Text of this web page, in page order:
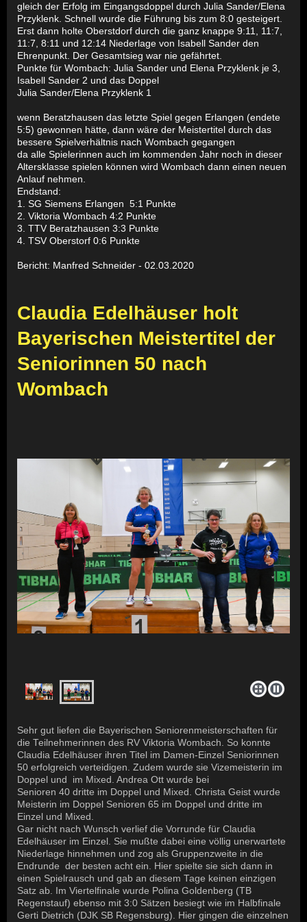
gleich der Erfolg im Eingangsdoppel durch Julia Sander/Elena
Przyklenk. Schnell wurde die Führung bis zum 8:0 gesteigert.
Erst dann holte Oberstdorf durch die ganz knappe 9:11, 11:7,
11:7, 8:11 und 12:14 Niederlage von Isabell Sander den
Ehrenpunkt. Der Gesamtsieg war nie gefährtet.
Punkte für Wombach: Julia Sander und Elena Przyklenk je 3,
Isabell Sander 2 und das Doppel
Julia Sander/Elena Przyklenk 1
wenn Beratzhausen das letzte Spiel gegen Erlangen (endete
5:5) gewonnen hätte, dann wäre der Meistertitel durch das
bessere Spielverhältnis nach Wombach gegangen
da alle Spielerinnen auch im kommenden Jahr noch in dieser
Altersklasse spielen können wird Wombach dann einen neuen
Anlauf nehmen.
Endstand:
1. SG Siemens Erlangen 5:1 Punkte
2. Viktoria Wombach 4:2 Punkte
3. TTV Beratzhausen 3:3 Punkte
4. TSV Oberstorf 0:6 Punkte
Bericht: Manfred Schneider - 02.03.2020
Claudia Edelhäuser holt
Bayerischen Meistertitel der
Seniorinnen 50 nach
Wombach
Sehr gut liefen die Bayerischen Seniorenmeisterschaften für
die Teilnehmerinnen des RV Viktoria Wombach. So konnte
Claudia Edelhäuser ihren Titel im Damen-Einzel Seniorinnen
50 erfolgreich verteidigen. Zudem wurde sie Vizemeisterin im
Doppel und im Mixed. Andrea Ott wurde bei
Senioren 40 dritte im Doppel und Mixed. Christa Geist wurde
Meisterin im Doppel Senioren 65 im Doppel und dritte im
Einzel und Mixed.
Gar nicht nach Wunsch verlief die Vorrunde für Claudia
Edelhäuser im Einzel. Sie mußte dabei eine völlig unerwartete
Niederlage hinnehmen und zog als Gruppenzweite in die
Endrunde der besten acht ein. Hier spielte sie sich dann in
einen Spielrausch und gab an diesem Tage keinen einzigen
Satz ab. Im Viertelfinale wurde Polina Goldenberg (TB
Regenstauf) ebenso mit 3:0 Sätzen besiegt wie im Halbfinale
Gerti Dietrich (DJK SB Regensburg). Hier gingen die einzelnen